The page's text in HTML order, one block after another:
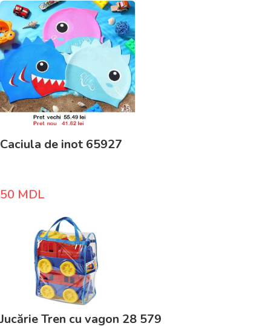
Caciula de inot 65927
50 MDL
Jucărie Tren cu vagon 28 579